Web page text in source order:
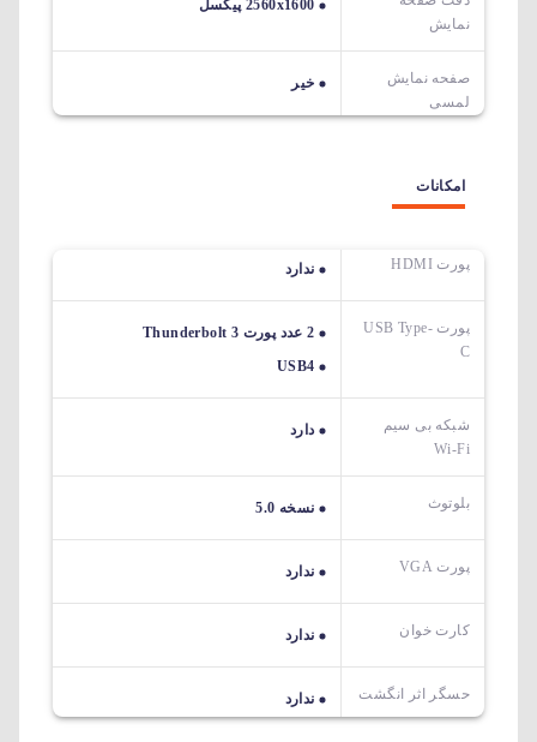
نمایش
2560x1600 پیکسل
صفحه نمایش
لمسی
خیر
امکانات
پورت HDMI ندارد
پورت USB Type-
C
2 عدد پورت Thunderbolt 3
USB4
شبکه بی سیم
Wi-Fi
دارد
بلوتوث نسخه 5.0
پورت VGA ندارد
کارت خوان ندارد
حسگر اثر انگشت ندارد